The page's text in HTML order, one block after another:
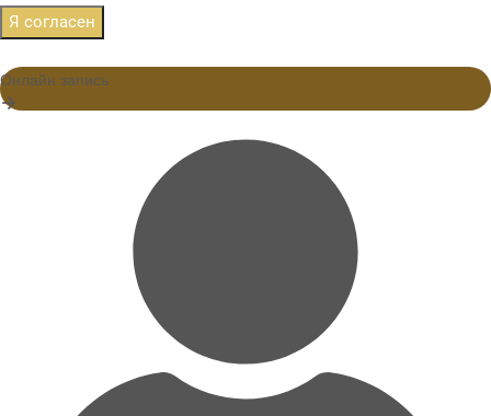
Я согласен